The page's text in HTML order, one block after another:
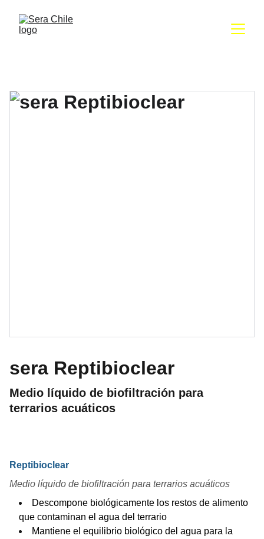
sera Reptibioclear
Medio líquido de biofiltración para
terrarios acuáticos
Reptibioclear
Medio líquido de biofiltración para terrarios acuáticos
Descompone biológicamente los restos de alimento
que contaminan el agua del terrario
Mantiene el equilibrio biológico del agua para la